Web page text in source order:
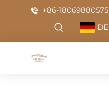
+86-18069880575
DE